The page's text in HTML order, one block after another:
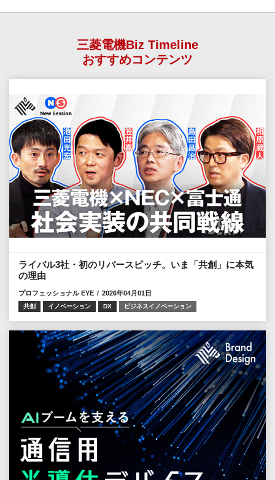
三菱電機Biz Timeline
おすすめコンテンツ
ライバル3社・初のリバースピッチ。いま「共創」に本気
の理由
プロフェッショナル EYE 2026年04月01日
共創 イノベーション DX ビジネスイノベーション